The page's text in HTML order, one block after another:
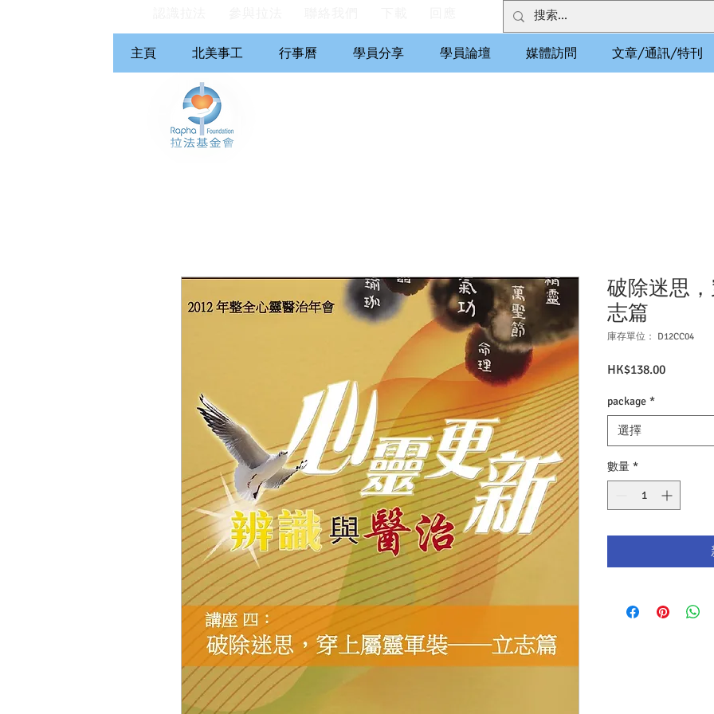
主頁 北美事工 行事曆 學員分享 學員論壇 媒體訪問 文章/通訊/特刊
破除迷思
志篇
庫存單位： D12CC04
HK$138.00價
package *
選擇
數量 *